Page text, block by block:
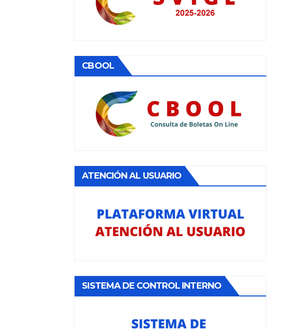
CBOOL
ATENCIÓN AL USUARIO
SISTEMA DE CONTROL INTERNO